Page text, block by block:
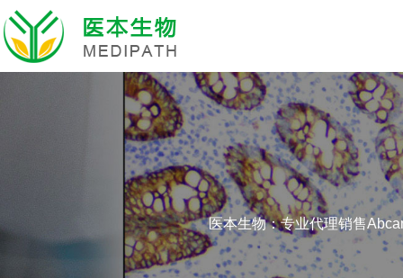
医本生物：专业代理销售